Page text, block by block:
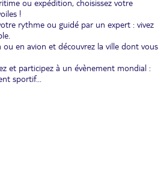
ou expédition, choisissez votre
!
rythme ou guidé par un expert : vivez
ou en avion et découvrez la ville dont vous
et participez à un évènement mondial :
sportif...